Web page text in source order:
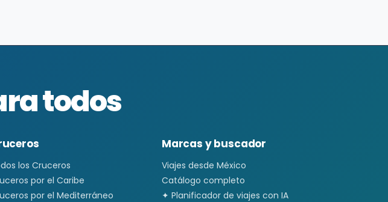
todos
los Cruceros
por el Caribe
por el Mediterráneo
Marcas y buscador
Viajes desde México
Catálogo completo
✦ Planificador de viajes con IA